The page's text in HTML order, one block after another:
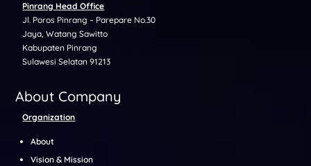
Pinrang Head Office
Jl. Poros Pinrang – Parepare No.30
Jaya, Watang Sawitto
Kabupaten Pinrang
Sulawesi Selatan 91213
About Company
Organization
About
Vision & Mission